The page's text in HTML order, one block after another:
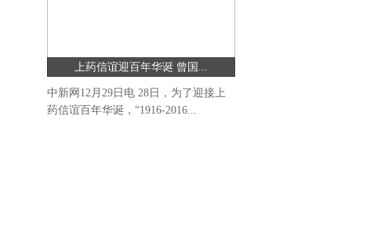
上药信谊迎百年华诞 曾国...
中新网12月29日电 28日，为了迎接上
药信谊百年华诞，“1916-2016...